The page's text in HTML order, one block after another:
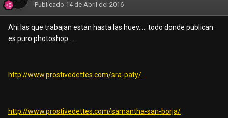
Publicado 14 de Abril del 2016
Ahi las que trabajan estan hasta las huev..... todo donde publican
es puro photoshop.....
http://www.prostivedettes.com/sra-paty/
http://www.prostivedettes.com/samantha-san-borja/